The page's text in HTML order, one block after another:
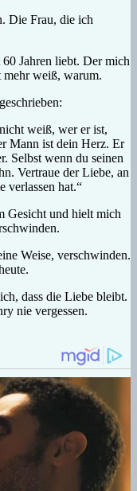
Die Frau, die ich
Jahren liebt. Der mich
weiß, warum.
weiß, wer er ist,
Mann ist dein Herz. Er
Selbst wenn du seinen
Vertraue der Liebe, an
verlassen hat.“
Gesicht und hielt mich
Weise, verschwinden.
dass die Liebe bleibt.
nie vergessen.